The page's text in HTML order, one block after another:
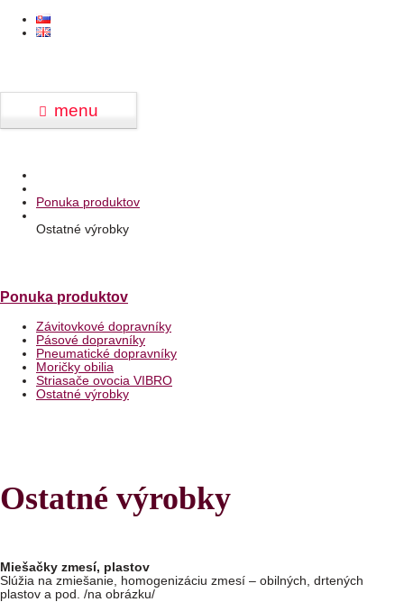
menu
Ponuka produktov
Ostatné výrobky
Ponuka produktov
Závitovkové dopravníky
Pásové dopravníky
Pneumatické dopravníky
Moričky obilia
Striasače ovocia VIBRO
Ostatné výrobky
Ostatné výrobky
Miešačky zmesí, plastov
Slúžia na zmiešanie, homogenizáciu zmesí – obilných, drtených
plastov a pod. /na obrázku/